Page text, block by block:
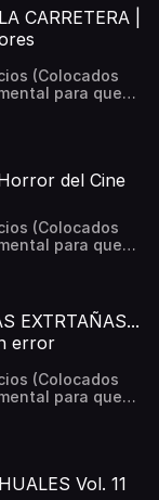
en los
on Acast.
CARRETERA |
(Colocados
para que
un
esta
comentario y
del Cine
(Colocados
para que
con ustedes
de
more
EXTRTAÑAS...
error
(Colocados
para que
comunidad.
con
📌
a:
Vol. 11